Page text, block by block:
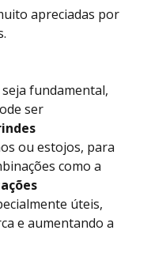
apreciadas por
fundamental,
ser
ou estojos, para
como a
úteis,
e aumentando a